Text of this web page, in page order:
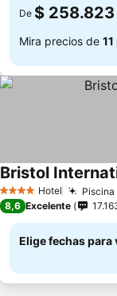
De $ 258.823
Mira precios de
4 EstrellasHotel
Bristol
8,6 Excelente
Elige fechas